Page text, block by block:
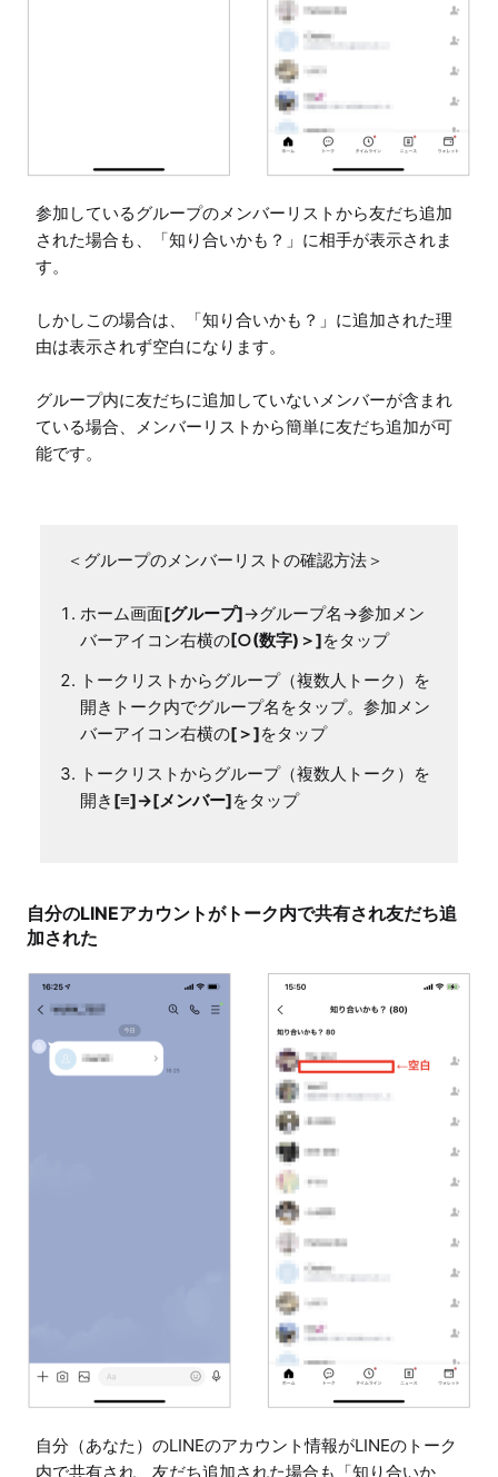
参加しているグループのメンバーリストから友だち追加
された場合も、「知り合いかも？」に相手が表示されま
す。
しかしこの場合は、「知り合いかも？」に追加された理
由は表示されず空白になります。
グループ内に友だちに追加していないメンバーが含まれ
ている場合、メンバーリストから簡単に友だち追加が可
能です。
＜グループのメンバーリストの確認方法＞
ホーム画面[グループ]→グループ名→参加メン
バーアイコン右横の[○(数字)＞]をタップ
トークリストからグループ（複数人トーク）を
開きトーク内でグループ名をタップ。参加メン
バーアイコン右横の[＞]をタップ
トークリストからグループ（複数人トーク）を
開き [≡]→[メンバー]をタップ
自分のLINEアカウントがトーク内で共有され友だち追
加された
自分（あなた）のLINEのアカウント情報がLINEのトーク
内で共有され、友だち追加された場合も「知り合いか